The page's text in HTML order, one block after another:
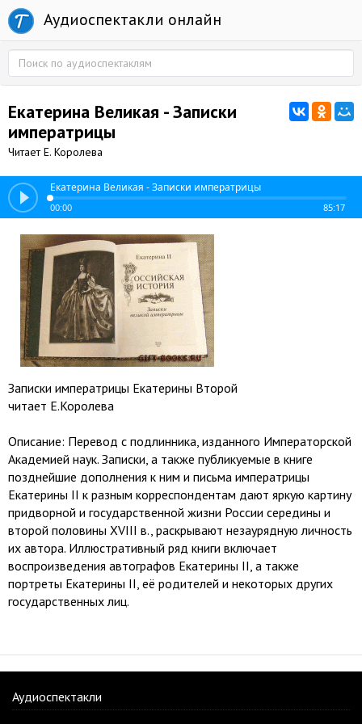
Аудиоспектакли онлайн
Екатерина Великая - Записки
императрицы
Читает Е. Королева
Екатерина Великая - Записки императрицы
00:00 85:17
Записки императрицы Екатерины Второй
читает Е.Королева
Описание: Перевод с подлинника, изданного Императорской
Академией наук. Записки, а также публикуемые в книге
позднейшие дополнения к ним и письма императрицы
Екатерины II к разным корреспондентам дают яркую картину
придворной и государственной жизни России середины и
второй половины XVIII в., раскрывают незаурядную личность
их автора. Иллюстративный ряд книги включает
воспроизведения автографов Екатерины II, а также
портреты Екатерины II, её родителей и некоторых других
государственных лиц.
Аудиоспектакли